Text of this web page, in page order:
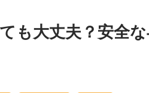
も大丈夫？安全